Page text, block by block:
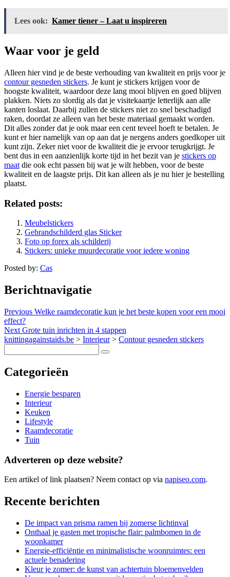
Lees ook: Kamer tiener – Laat u inspireren
Waar voor je geld
Alleen hier vind je de beste verhouding van kwaliteit en prijs voor je
contour gesneden stickers. Je kunt je stickers krijgen voor de
hoogste kwaliteit, waardoor deze lang mooi blijven en goed blijven
plakken. Niets zo slordig als dat je visitekaartje letterlijk aan alle
kanten loslaat. Daarbij zullen de stickers niet zo snel beschadigd
raken, doordat ze alleen van het beste materiaal gemaakt worden.
Dit alles zonder dat je ook maar een cent teveel hoeft te betalen. Je
kunt er hier namelijk van op aan dat je nergens anders goedkoper uit
kunt zijn. Zeker niet voor de kwaliteit die je ervoor terugkrijgt. Je
bent dus in een aanzienlijk korte tijd in het bezit van je stickers op
maat die ook echt passen bij wat je wilt hebben, voor de beste
kwaliteit en de laagste prijs. Dit kan alleen als je nu hier je bestelling
plaatst.
Related posts:
Meubelstickers
Gebrandschilderd glas Sticker
Foto op forex als schilderij
Stickers: unieke muurdecoratie voor iedere woning
Posted by: Cas
Berichtnavigatie
Previous Welke raamdecoratie kun je het beste kopen voor een mooi
effect?
Next Grote tuin inrichten in 4 stappen
knittingagainstaids.be > Interieur> Contour gesneden stickers
Categorieën
Energie besparen
Interieur
Keuken
Lifestyle
Raamdecoratie
Tuin
Adverteren op deze website?
Een artikel of link plaatsen? Neem contact op via napiseo.com.
Recente berichten
De impact van prisma ramen bij zomerse lichtinval
Onthaal je gasten met tropische flair: palmbomen in de
woonkamer
Energie-efficiëntie en minimalistische woonruimtes: een
actuele benadering
Kleur je zomer: de kunst van achtertuin bloemenvelden